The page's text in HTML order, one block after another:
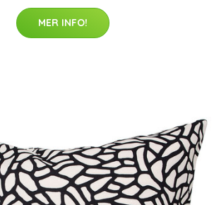
MER INFO!